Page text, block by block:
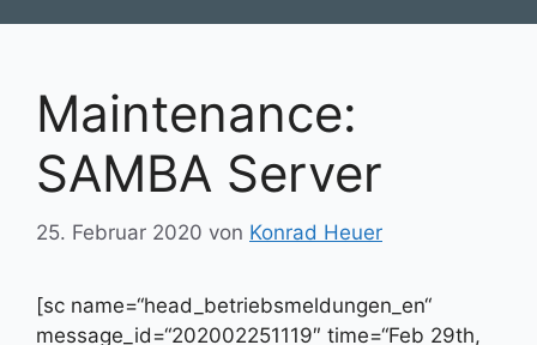
Maintenance:
SAMBA Server
25. Februar 2020 von Konrad Heuer
[sc name=“head_betriebsmeldungen_en“
message_id=“202002251119″ time=“Feb 29th,